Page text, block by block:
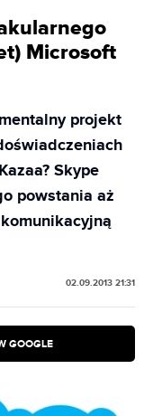
Microsoft
projekt
Skype
powstania aż
02.09.2013 21:31
GOOGLE